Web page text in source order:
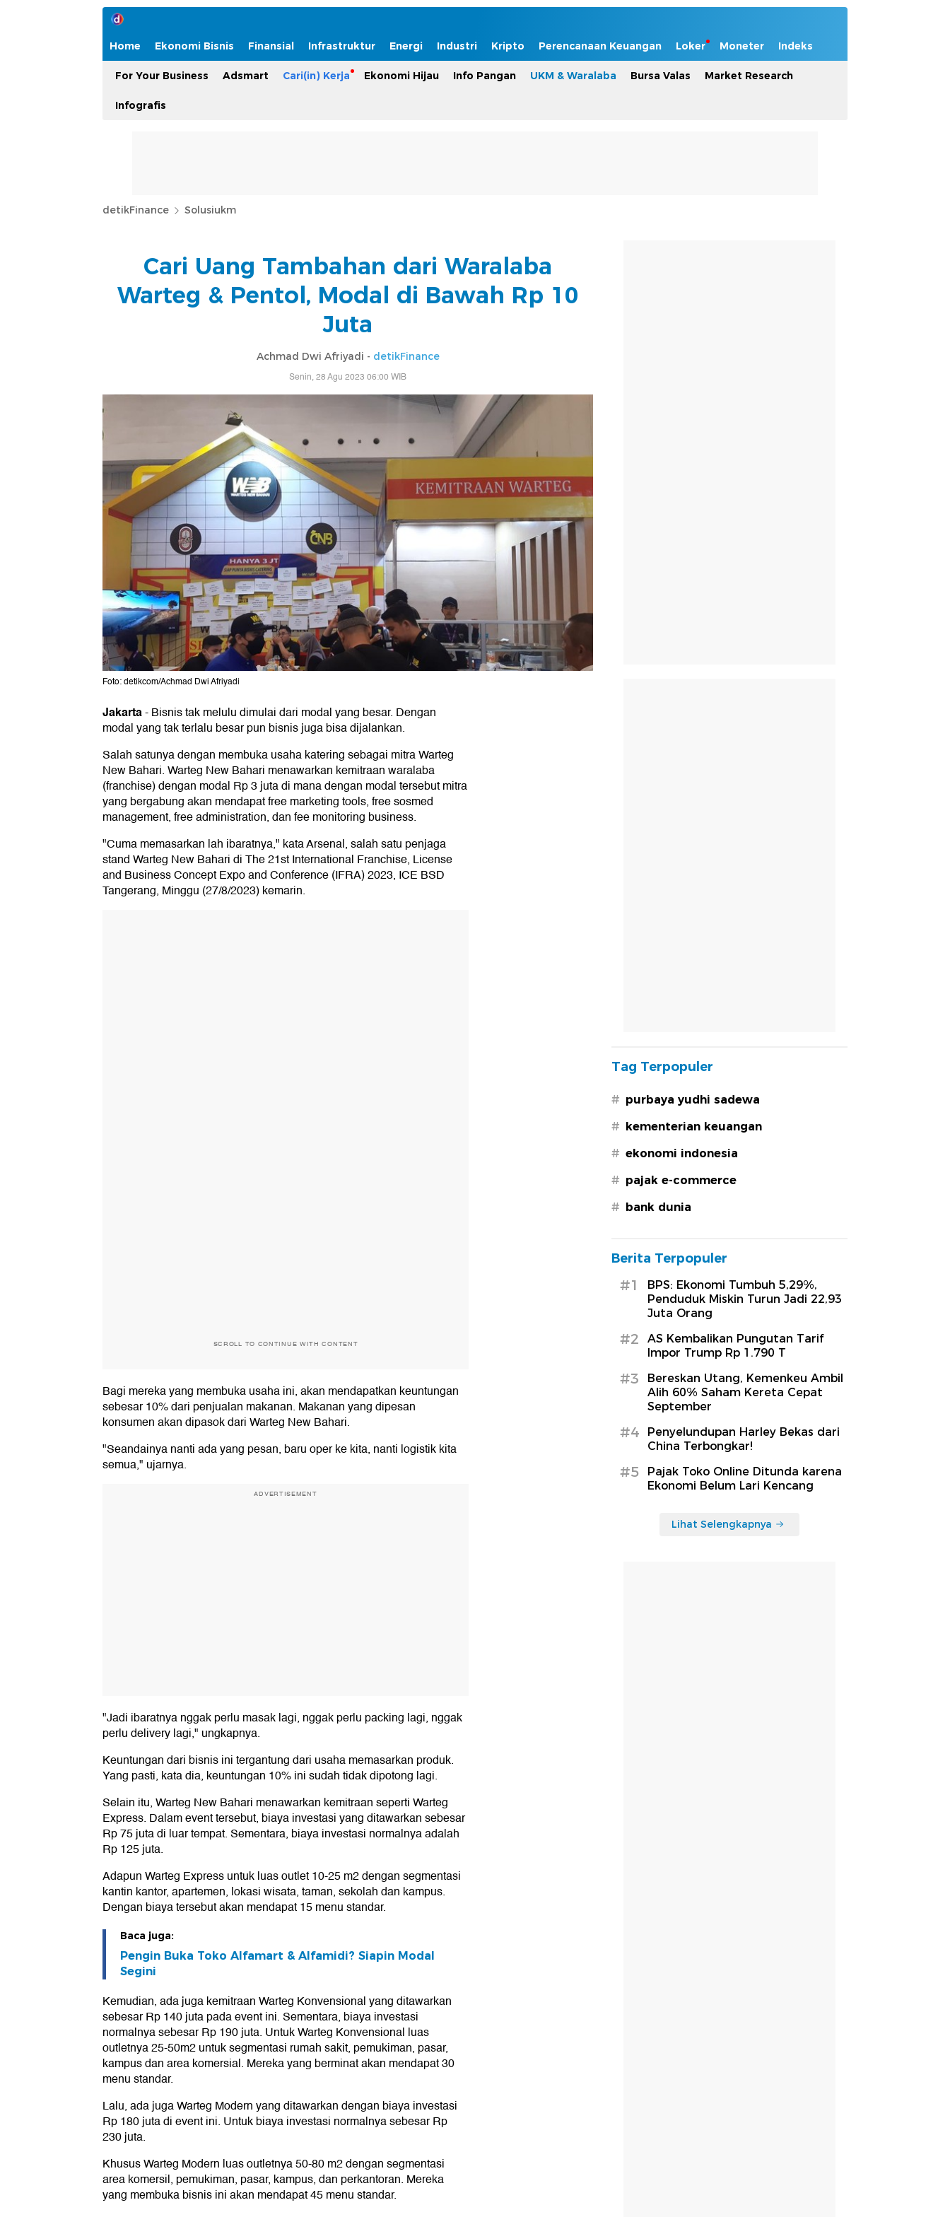
Home Ekonomi Bisnis Finansial Infrastruktur Energi Industri Kripto Perencanaan Keuangan Loker Moneter Indeks
For Your Business Adsmart Cari(in) Kerja Ekonomi Hijau Info Pangan UKM & Waralaba Bursa Valas Market Research
Infografis
detikFinance Solusiukm
Cari Uang Tambahan dari Waralaba
Warteg & Pentol, Modal di Bawah Rp 10
Juta
Achmad Dwi Afriyadi - detikFinance
Senin, 28 Agu 2023 06:00 WIB
Foto: detikcom/Achmad Dwi Afriyadi
Jakarta-Bisnis tak melulu dimulai dari modal yang besar. Dengan
modal yang tak terlalu besar pun bisnis juga bisa dijalankan.
Salah satunya dengan membuka usaha katering sebagai mitra Warteg
New Bahari. Warteg New Bahari menawarkan kemitraan waralaba
(franchise) dengan modal Rp 3 juta di mana dengan modal tersebut mitra
yang bergabung akan mendapat free marketing tools, free sosmed
management, free administration, dan fee monitoring business.
"Cuma memasarkan lah ibaratnya," kata Arsenal, salah satu penjaga
stand Warteg New Bahari di The 21st International Franchise, License
and Business Concept Expo and Conference (IFRA) 2023, ICE BSD
Tangerang, Minggu (27/8/2023) kemarin.
SCROLL TO CONTINUE WITH CONTENT
Bagi mereka yang membuka usaha ini, akan mendapatkan keuntungan
sebesar 10% dari penjualan makanan. Makanan yang dipesan
konsumen akan dipasok dari Warteg New Bahari.
"Seandainya nanti ada yang pesan, baru oper ke kita, nanti logistik kita
semua," ujarnya.
ADVERTISEMENT
"Jadi ibaratnya nggak perlu masak lagi, nggak perlu packing lagi, nggak
perlu delivery lagi," ungkapnya.
Keuntungan dari bisnis ini tergantung dari usaha memasarkan produk.
Yang pasti, kata dia, keuntungan 10% ini sudah tidak dipotong lagi.
Selain itu, Warteg New Bahari menawarkan kemitraan seperti Warteg
Express. Dalam event tersebut, biaya investasi yang ditawarkan sebesar
Rp 75 juta di luar tempat. Sementara, biaya investasi normalnya adalah
Rp 125 juta.
Adapun Warteg Express untuk luas outlet 10-25 m2 dengan segmentasi
kantin kantor, apartemen, lokasi wisata, taman, sekolah dan kampus.
Dengan biaya tersebut akan mendapat 15 menu standar.
Baca juga:
Pengin Buka Toko Alfamart & Alfamidi? Siapin Modal
Segini
Kemudian, ada juga kemitraan Warteg Konvensional yang ditawarkan
sebesar Rp 140 juta pada event ini. Sementara, biaya investasi
normalnya sebesar Rp 190 juta. Untuk Warteg Konvensional luas
outletnya 25-50m2 untuk segmentasi rumah sakit, pemukiman, pasar,
kampus dan area komersial. Mereka yang berminat akan mendapat 30
menu standar.
Lalu, ada juga Warteg Modern yang ditawarkan dengan biaya investasi
Rp 180 juta di event ini. Untuk biaya investasi normalnya sebesar Rp
230 juta.
Khusus Warteg Modern luas outletnya 50-80 m2 dengan segmentasi
area komersil, pemukiman, pasar, kampus, dan perkantoran. Mereka
yang membuka bisnis ini akan mendapat 45 menu standar.
Tag Terpopuler
# purbaya yudhi sadewa
# kementerian keuangan
# ekonomi indonesia
# pajak e-commerce
# bank dunia
Berita Terpopuler
#1
BPS: Ekonomi Tumbuh 5,29%,
Penduduk Miskin Turun Jadi 22,93
Juta Orang
#2
AS Kembalikan Pungutan Tarif
Impor Trump Rp 1.790 T
#3
Bereskan Utang, Kemenkeu Ambil
Alih 60% Saham Kereta Cepat
September
#4
Penyelundupan Harley Bekas dari
China Terbongkar!
#5
Pajak Toko Online Ditunda karena
Ekonomi Belum Lari Kencang
Lihat Selengkapnya